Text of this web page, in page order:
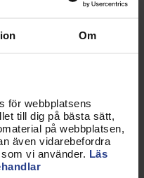
Om
för webbplatsens
till dig på bästa sätt,
på webbplatsen,
även vidarebefordra
vi använder. Läs
remissvar begränsar
sig till frågor om
m.fl.